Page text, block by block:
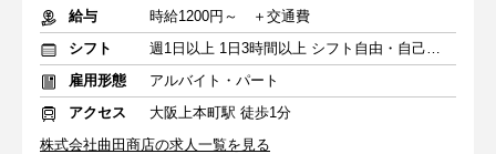
給与
時給1200円～ ＋交通費
シフト
週1日以上 1日3時間以上 シフト自由・自己申告
雇用形態
アルバイト・パート
アクセス
大阪上本町駅 徒歩1分
株式会社曲田商店の求人一覧を見る